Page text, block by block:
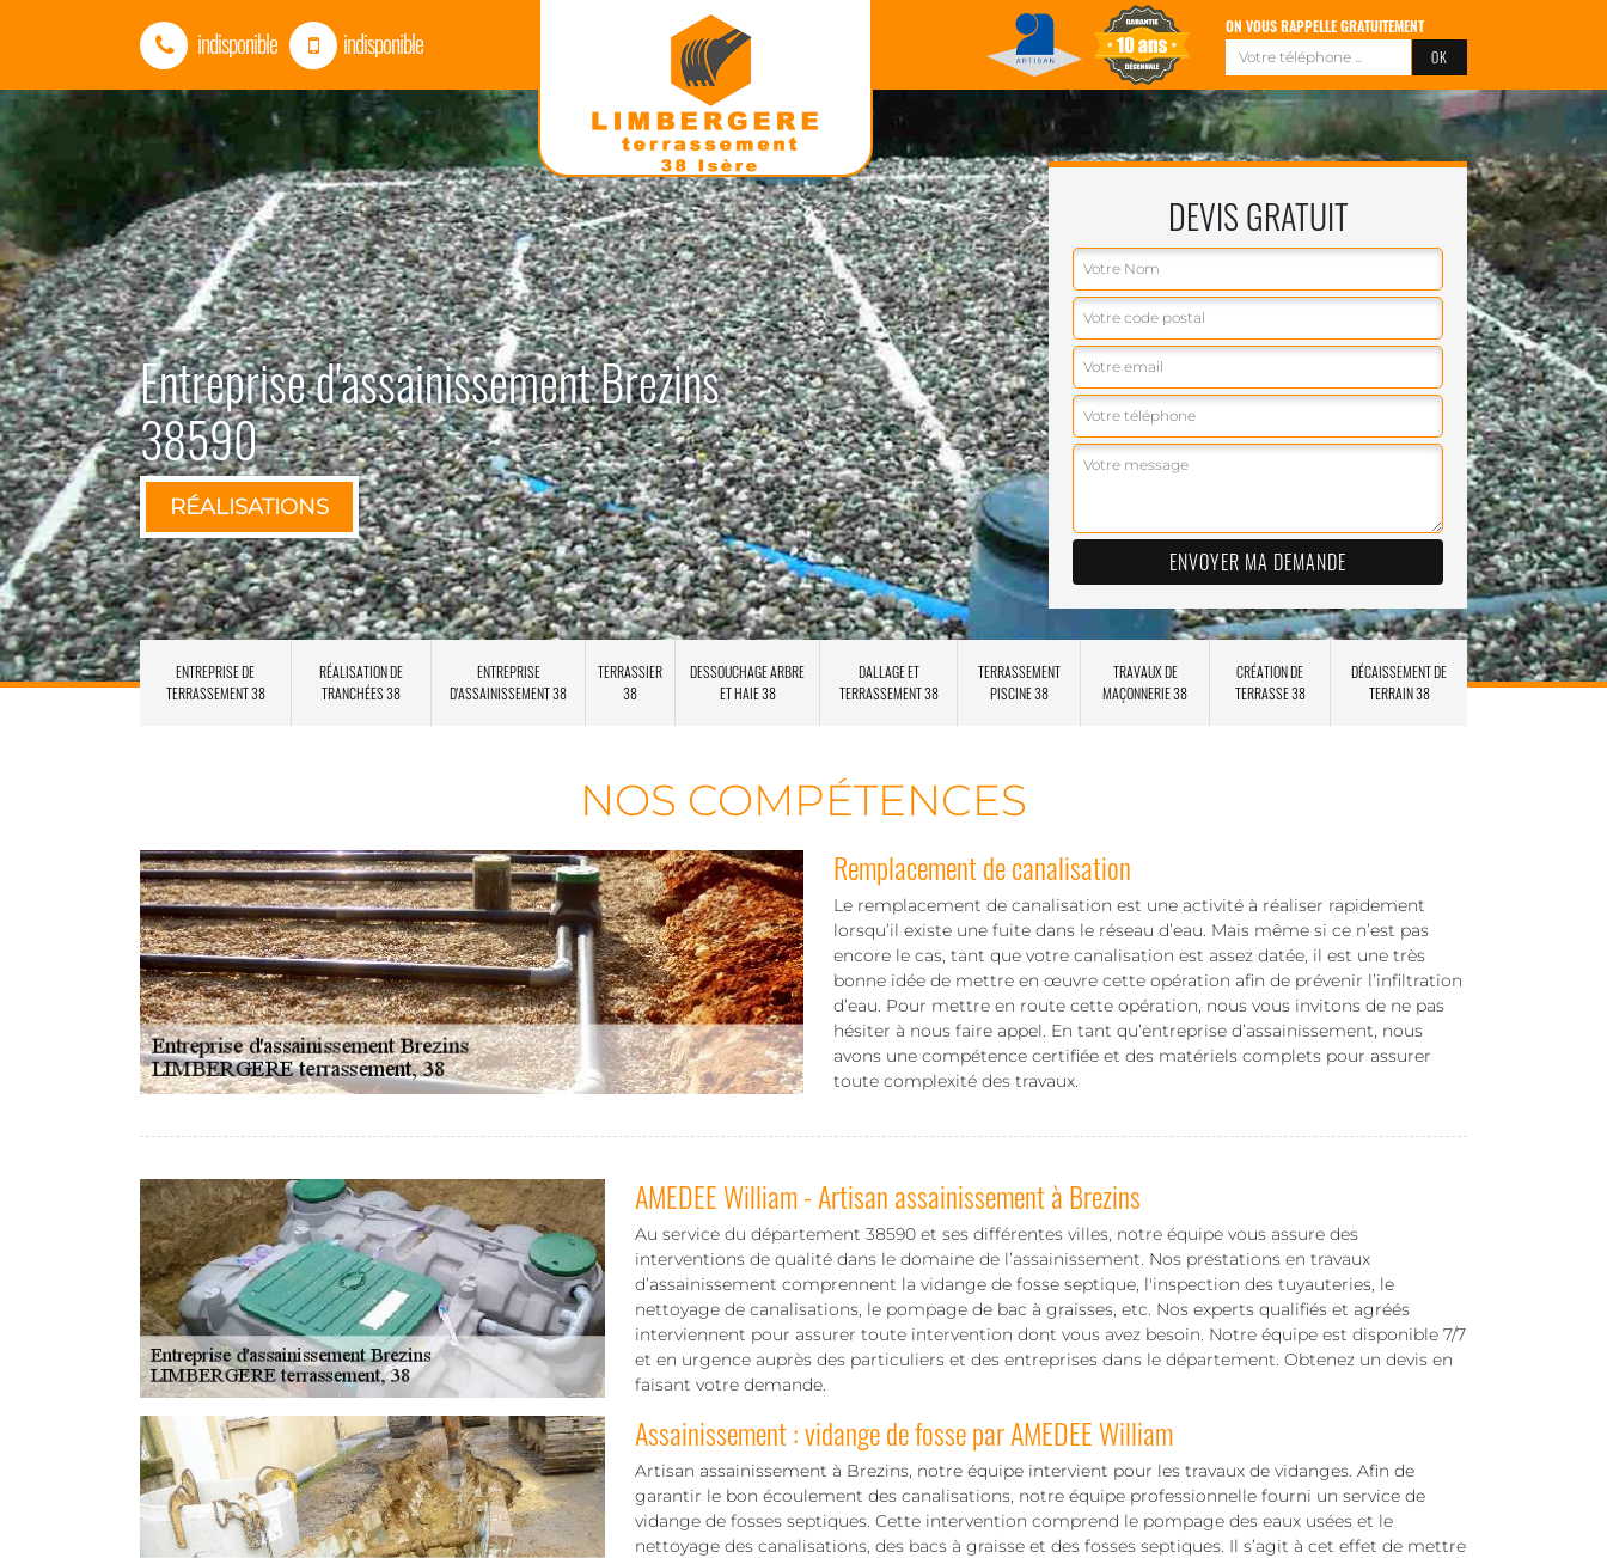
indisponible indisponible ON VOUS RAPPELLE GRATUITEMENT
Entreprise d'assainissement Brezins
38590
RÉALISATIONS
DEVIS GRATUIT
ENTREPRISE DE
TERRASSEMENT 38
RÉALISATION DE
TRANCHÉES 38
ENTREPRISE
D'ASSAINISSEMENT 38
TERRASSIER
38
DESSOUCHAGE ARBRE
ET HAIE 38
DALLAGE ET
TERRASSEMENT 38
TERRASSEMENT
PISCINE 38
TRAVAUX DE
MAÇONNERIE 38
CRÉATION DE
TERRASSE 38
DÉCAISSEMENT DE
TERRAIN 38
NOS COMPÉTENCES
Remplacement de canalisation
Le remplacement de canalisation est une activité à réaliser rapidement
lorsqu’il existe une fuite dans le réseau d’eau. Mais même si ce n’est pas
encore le cas, tant que votre canalisation est assez datée, il est une très
bonne idée de mettre en œuvre cette opération afin de prévenir l’infiltration
d’eau. Pour mettre en route cette opération, nous vous invitons de ne pas
hésiter à nous faire appel. En tant qu’entreprise d’assainissement, nous
avons une compétence certifiée et des matériels complets pour assurer
toute complexité des travaux.
AMEDEE William - Artisan assainissement à Brezins
Au service du département 38590 et ses différentes villes, notre équipe vous assure des
interventions de qualité dans le domaine de l’assainissement. Nos prestations en travaux
d’assainissement comprennent la vidange de fosse septique, l'inspection des tuyauteries, le
nettoyage de canalisations, le pompage de bac à graisses, etc. Nos experts qualifiés et agréés
interviennent pour assurer toute intervention dont vous avez besoin. Notre équipe est disponible 7/7
et en urgence auprès des particuliers et des entreprises dans le département. Obtenez un devis en
faisant votre demande.
Assainissement : vidange de fosse par AMEDEE William
Artisan assainissement à Brezins, notre équipe intervient pour les travaux de vidanges. Afin de
garantir le bon écoulement des canalisations, notre équipe professionnelle fourni un service de
vidange de fosses septiques. Cette intervention comprend le pompage des eaux usées et le
nettoyage des canalisations, des bacs à graisse et des fosses septiques. Il s’agit à cet effet de mettre